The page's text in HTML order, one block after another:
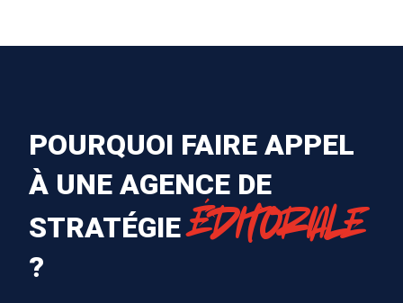
POURQUOI FAIRE APPEL
À UNE AGENCE DE
STRATÉGIEÉDITORIALE
?